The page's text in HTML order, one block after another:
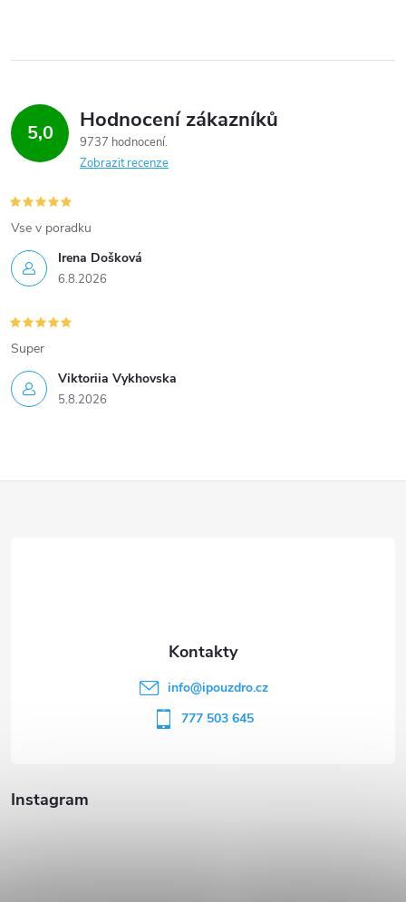
5,0 Hodnocení zákazníků
9737 hodnocení
Zobrazit recenze
Irena Došková
6.8.2026
Vse v poradku
Viktoriia Vykhovska
5.8.2026
Super
Instagram
info@ipouzdro.cz
777 503 645